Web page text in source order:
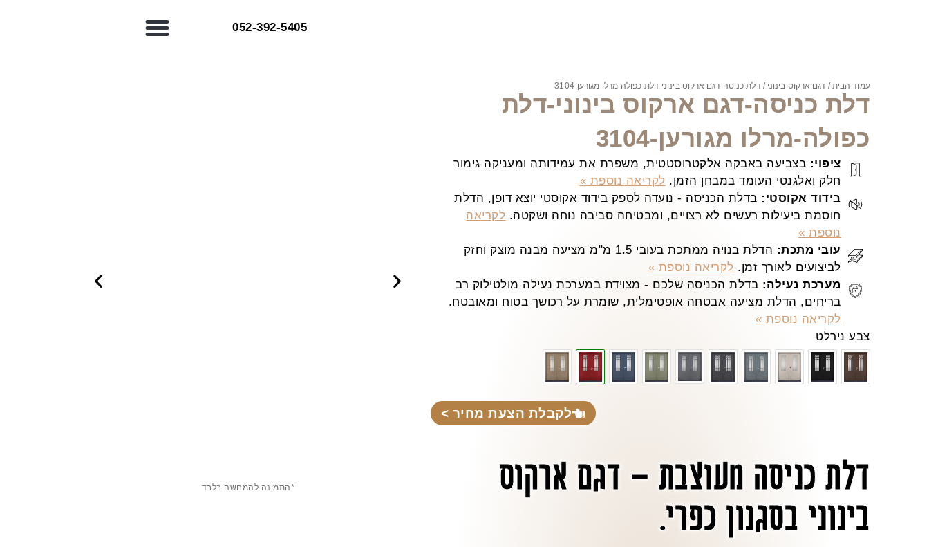
052-392-5405⁩
עמוד הבית/ דגם ארקוס בינוני / דלת כניסה-דגם ארקוס בינוני-דלת כפולה-מרלו מגורען-3104
דלת כניסה-דגם ארקוס בינוני-דלת
כפולה-מרלו מגורען-3104
ציפוי: בצביעה באבקה אלקטרוסטטית, משפרת את עמידותה ומעניקה גימור
חלק ואלגנטי העומד במבחן הזמן. לקריאה נוספת »
בידוד אקוסטי: בדלת הכניסה - נועדה לספק בידוד אקוסטי יוצא דופן, הדלת
חוסמת ביעילות רעשים לא רצויים, ומבטיחה סביבה נוחה ושקטה. לקריאה
נוספת »
עובי מתכת:
הדלת בנויה ממתכת בעובי 1.5 מ"מ מציעה מבנה מוצק וחזק
לביצועים לאורך זמן. לקריאה נוספת »
מערכת נעילה: בדלת הכניסה שלכם - מצוידת במערכת נעילה מולטילוק רב
בריחים, הדלת מציעה אבטחה אופטימלית, שומרת על רכושך בטוח ומאובטח.
לקריאה נוספת »
צבע נירלט
לקבלת הצעת מחיר >
דלת כניסה מעוצבת – דגם ארקוס
בינוני בסגנון כפרי.